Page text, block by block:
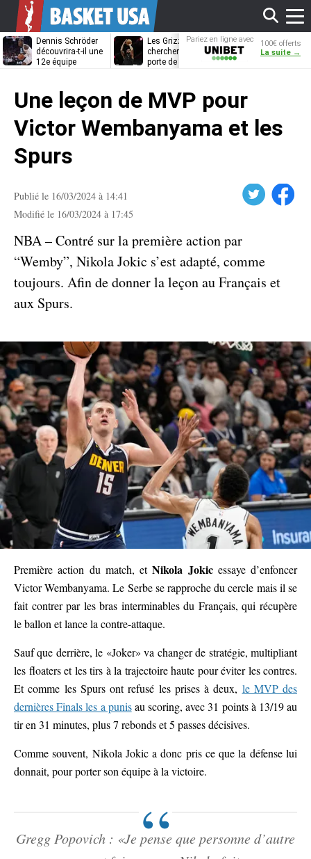
Dennis Schröder
découvrira-t-il une
12e équipe
Les Grizzlies
cherchent déjà une
porte de sortie
Dwane Casey
bientôt coach
Pariez en ligne avec
Unibet
100€ offerts
La suite →
Une leçon de MVP pour
Victor Wembanyama et les
Spurs
Publié le 16/03/2024 à 14:41
Modifié le 16/03/2024 à 17:45
Facebook
NBA – Contré sur la première action par
“Wemby”, Nikola Jokic s’est adapté, comme
toujours. Afin de donner la leçon au Français et
aux Spurs.
Première action du match, etNikola Jokicessaye d’enfoncer
Victor Wembanyama. Le Serbe se rapproche du cercle mais il se
fait contrer par les bras interminables du Français, qui récupère
le ballon et lance la contre-attaque.
Sauf que derrière, le «Joker» va changer de stratégie, multipliant
les floaters et les tirs à la trajectoire haute pour éviter les contres.
Et comme les Spurs ont refusé les prises à deux, le MVP des
dernières Finals les a punisau scoring, avec 31 points à 13/19 au
tir en 31 minutes, plus 7 rebonds et 5 passes décisives.
Comme souvent, Nikola Jokic a donc pris ce que la défense lui
donnait, pour porter son équipe à la victoire.
Gregg Popovich : «Je pense que personne d’autre